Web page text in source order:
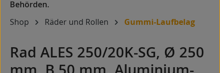
Shop Räder und Rollen Gummi-Laufbelag
Rad ALES 250/20K-SG, Ø 250